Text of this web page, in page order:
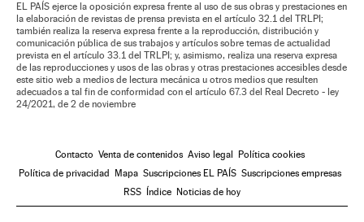
EL PAÍS ejerce la oposición expresa frente al uso de sus obras y prestaciones en
la elaboración de revistas de prensa prevista en el artículo 32.1 del TRLPI;
también realiza la reserva expresa frente a la reproducción, distribución y
comunicación pública de sus trabajos y artículos sobre temas de actualidad
prevista en el artículo 33.1 del TRLPI; y, asimismo, realiza una reserva expresa
de las reproducciones y usos de las obras y otras prestaciones accesibles desde
este sitio web a medios de lectura mecánica u otros medios que resulten
adecuados a tal fin de conformidad con el artículo 67.3 del Real Decreto - ley
24/2021, de 2 de noviembre
Contacto Venta de contenidos Aviso legal
Política cookies
Política de privacidad
Mapa Suscripciones EL PAÍS Suscripciones empresas
RSS
Índice Noticias de hoy